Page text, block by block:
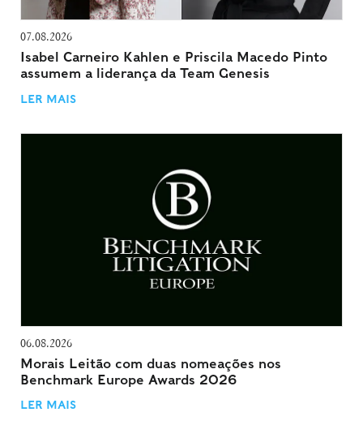
07.08.2026
Isabel Carneiro Kahlen e Priscila Macedo Pinto
assumem a liderança da Team Genesis
LER MAIS
06.08.2026
Morais Leitão com duas nomeações nos
Benchmark Europe Awards 2026
LER MAIS